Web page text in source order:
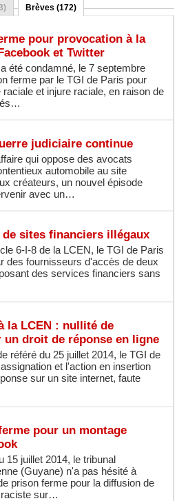
Brèves (172)
pour provocation à la
et Twitter
été condamné, le 7 septembre
ferme par le TGI de Paris pour
et injure raciale, en raison de
judiciaire continue
qui oppose des avocats
automobile au site
créateurs, un nouvel épisode
avec un…
de sites financiers illégaux
6-I-8 de la LCEN, le TGI de Paris
des fournisseurs d'accès de deux
des services financiers sans
la LCEN : nullité de
droit de réponse en ligne
référé du 25 juillet 2014, le TGI de
et l'action en insertion
sur un site internet, faute
pour un montage
15 juillet 2014, le tribunal
(Guyane) n'a pas hésité à
prison ferme pour la diffusion de
raciste sur…